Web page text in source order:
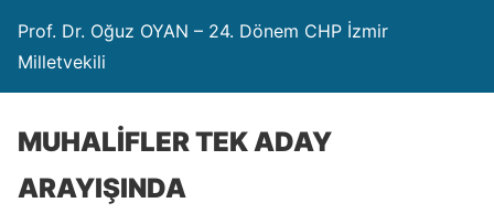
Prof. Dr. Oğuz OYAN – 24. Dönem CHP İzmir
Milletvekili
MUHALİFLER TEK ADAY
ARAYIŞINDA